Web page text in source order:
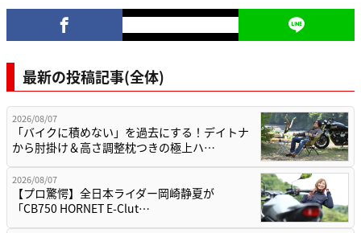
最新の投稿記事(全体)
2026/08/07
「バイクに積めない」を過去にする！デイトナ
から肘掛け＆高さ調整枕つきの極上ハ…
2026/08/07
【プロ驚愕】全日本ライダー岡崎静夏が
「CB750 HORNET E-Clut…